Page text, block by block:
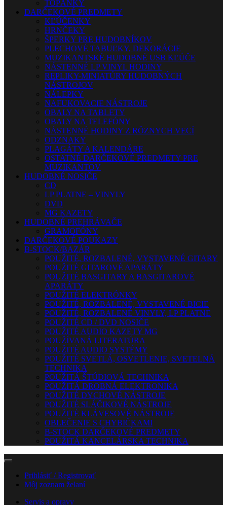
TOPÁNKY
DARČEKOVÉ PREDMETY
KĽÚČENKY
HRNČEKY
ŠPERKY PRE HUDOBNÍKOV
PLECHOVÉ TABUĽKY, DEKORÁCIE
MUZIKANTSKÉ HUDOBNÉ USB KĽÚČE
NÁSTENNÉ LP VINYL HODINY
REPLIKY-MINIATÚRY HUDOBNÝCH
NÁSTROJOV
NÁLEPKY
NAFUKOVACIE NÁSTROJE
OBALY NA TABLETY
OBALY NA TELEFÓNY
NÁSTENNÉ HODINY Z RÔZNYCH VECÍ
ODZNAKY
PLAGÁTY A KALENDÁRE
OSTATNÉ DARČEKOVÉ PREDMETY PRE
MUZIKANTOV
HUDOBNÉ NOSIČE
CD
LP PLATNE – VINYLY
DVD
MG KAZETY
HUDOBNÉ PREHRÁVAČE
GRAMOFÓNY
DARČEKOVÉ POUKAZY
B-STOCK/BAZÁR
POUŽITÉ, ROZBALENÉ, VYSTAVENÉ GITARY
POUŽITÉ GITAROVÉ APARÁTY
POUŽITÉ BASGITARY A BASGITAROVÉ
APARÁTY
POUŽITÉ ELEKTRÓNKY
POUŽITÉ, ROZBALENÉ, VYSTAVENÉ BICIE
POUŽITÉ, ROZBALENÉ VINYLY, LP PLATNE
POUŽITÉ CD / DVD NOSIČE
POUŽITÉ AUDIO KAZETY MG
POUŽÍVANÁ LITERATÚRA
POUŽITÉ AUDIO SYSTÉMY
POUŽITÉ SVETLÁ, OSVETLENIE, SVETELNÁ
TECHNIKA
POUŽITÁ ŠTÚDIOVÁ TECHNIKA
POUŽITÁ DROBNÁ ELEKTRONIKA
POUŽITÉ DYCHOVÉ NÁSTROJE
POUŽITÉ SLÁČIKOVÉ NÁSTROJE
POUŽITÉ KLÁVESOVÉ NÁSTROJE
OBLEČENIE S CHYBIČKAMI
B-STOCK DARČEKOVÉ PREDMETY
POUŽITÁ KANCELÁRSKA TECHNIKA
Prihlásiť / Registrovať
Môj zoznam želaní
Servis a opravy